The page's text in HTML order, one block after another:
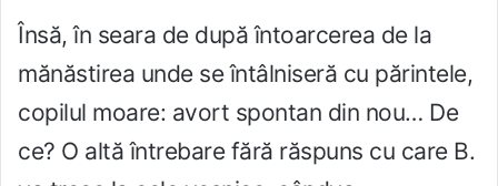
Însă, în seara de după întoarcerea de la
mănăstirea unde se întâlniseră cu părintele,
copilul moare: avort spontan din nou… De
ce? O altă întrebare fără răspuns cu care B.